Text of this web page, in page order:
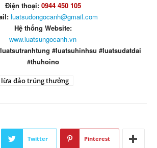
Điện thoại: 0944 450 105
luatsudongocanh@gmail.com
Hệ thống Website:
www.luatsungocanh.vn
#luatsuhinhsu #luatsudatdai
#thuhoino
đảo trúng thưởng
Twitter Pinterest